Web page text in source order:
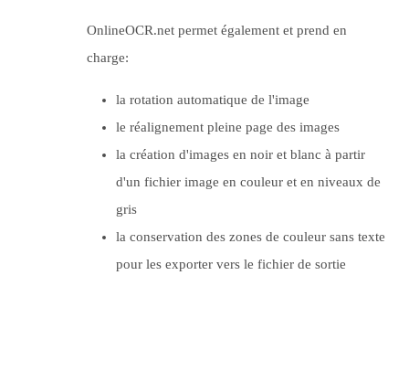
OnlineOCR.net permet également et prend en
charge:
la rotation automatique de l'image
le réalignement pleine page des images
la création d'images en noir et blanc à partir
d'un fichier image en couleur et en niveaux de
gris
la conservation des zones de couleur sans texte
pour les exporter vers le fichier de sortie